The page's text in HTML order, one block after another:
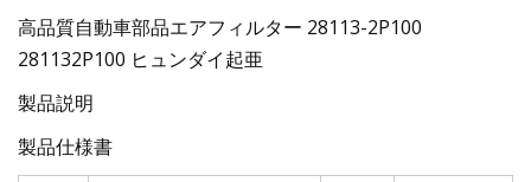
高品質自動車部品エアフィルター 28113-2P100
281132P100 ヒュンダイ起亜
製品説明
製品仕様書